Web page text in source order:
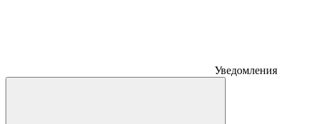
Уведомления